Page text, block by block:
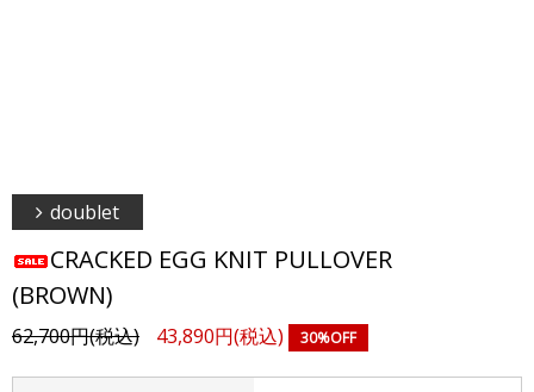
doublet
CRACKED EGG KNIT PULLOVER
(BROWN)
62,700円(税込) 43,890円(税込) 30%OFF